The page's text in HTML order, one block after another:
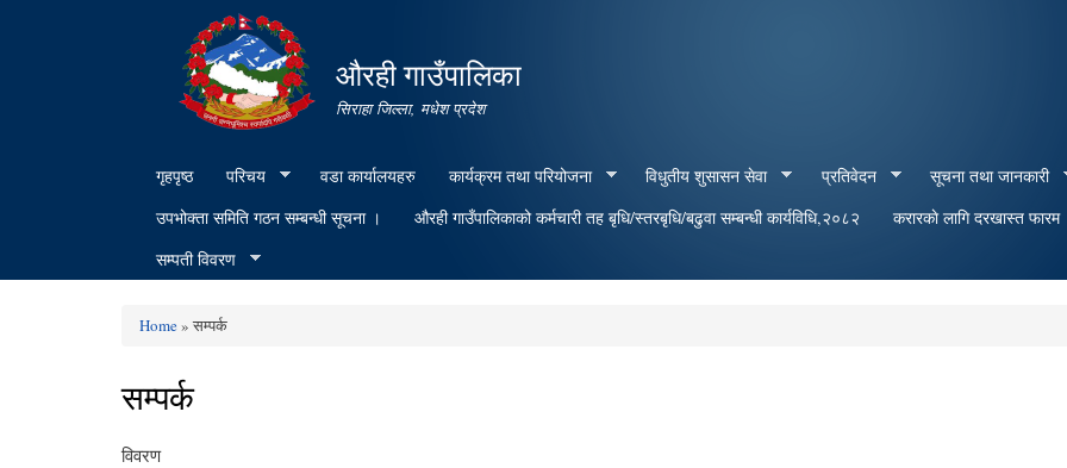
औरही गाउँपालिका
सिराहा जिल्ला, मधेश प्रदेश
गृहपृष्ठ परिचय वडा कार्यालयहरु कार्यक्रम तथा परियोजना विधुतीय शुसासन सेवा प्रतिवेदन सूचना तथा जानकारी
उपभोक्ता समिति गठन सम्बन्धी सूचना ।
औरही गाउँपालिकाको कर्मचारी तह बृधि/स्तरबृधि/बढुवा सम्बन्धी कार्यविधि,२०८२ करारकाे लागि दरखास्त फारम
सम्पती विवरण
Home» सम्पर्क
सम्पर्क
विवरण